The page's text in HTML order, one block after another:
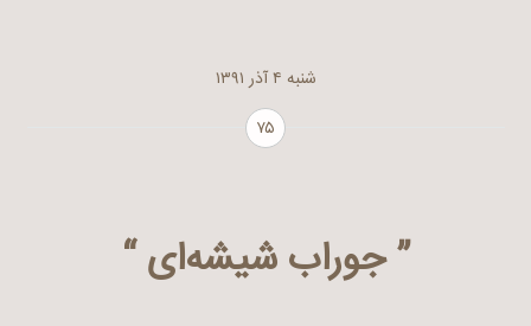
شنبه ۴ آذر ۱۳۹۱
۷۵
” جوراب شیشه‌ای “